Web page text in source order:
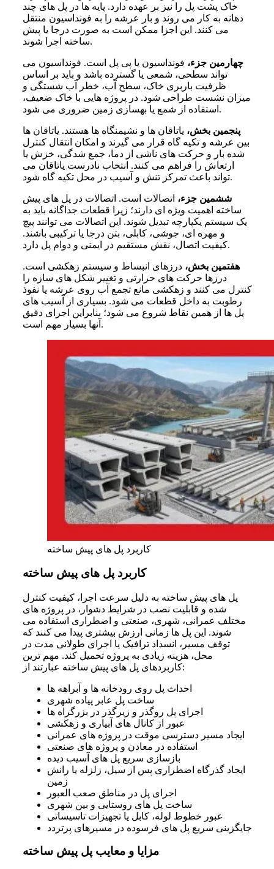
خاک پشت پل را نیز بر عهده دارد. پایه ها در پل های چند
دهانه به کار می روند و بار عرشه را به فونداسیون منتقل
می کنند. این اجزا ممکن است به صورت درجا یا پیش
ساخته اجرا شوند.
چهارمین جزء، فونداسیون یا پی پل است. فونداسیون می
تواند سطحی، شمعی یا گسترده باشد و باید بر اساس
ظرفیت باربری خاک، سطح آب، خطر آب شستگی و
میزان نشست طراحی شود. در پروژه هایی با خاک ضعیف،
استفاده از شمع یا بهسازی زمین ضروری می شود.
پنجمین بخش، یاتاقان ها و نشیمنگاه ها هستند. یاتاقان ها
بین عرشه و تکیه گاه قرار می گیرند و امکان انتقال کنترل
شده بار و حرکت های ناشی از دما، جمع شدگی، خزش یا
ارتعاش را فراهم می کنند. انتخاب نادرست یاتاقان می
تواند باعث تمرکز تنش و آسیب در محل تکیه گاه شود.
ششمین جزء، اتصالات است. اتصالات در پل های پیش
ساخته اهمیت ویژه ای دارند؛ زیرا قطعات جداگانه باید به
یک سیستم یکپارچه تبدیل شوند. این اتصالات می توانند پیچ
و مهره ای، جوشی، کابلی، بتن درجا یا ترکیبی باشند.
کیفیت اتصال، نقش مستقیم در ایمنی و دوام پل دارد.
هفتمین بخش،درزهای انبساط و سیستم زهکشی است.
درزها حرکت های حرارتی و تغییر شکل های سازه را
کنترل می کنند و زهکشی مانع تجمع آب روی عرشه یا نفوذ
رطوبت به داخل قطعات می شود. بسیاری از آسیب های
پل ها از همین نقاط شروع می شود؛ بنابراین اجرای دقیق
آنها بسیار مهم است.
کاربرد پل های پیش ساخته
کاربرد پل های پیش ساخته
پل های پیش ساخته به دلیل سرعت اجرا، کیفیت کنترل
شده و قابلیت نصب در شرایط دشوار، در پروژه های
مختلف عمرانی، شهری، صنعتی و اضطراری استفاده می
شوند. این پل ها زمانی ارزش بیشتری پیدا می کنند که
توقف مسیر، انسداد ترافیک یا اجرای طولانی مدت در
محل، هزینه زیادی به پروژه تحمیل کند. مهم ترین
کاربردهای پل های پیش ساخته عبارتند از:
احداث پل روی رودخانه ها و آبراهه ها
ساخت پل عابر پیاده شهری
اجرای پل روگذر و زیرگذر در بزرگراه ها
عبور از کانال های آبیاری و زهکشی
ایجاد مسیر دسترسی موقت در پروژه های عمرانی
استفاده در معادن و پروژه های صنعتی
بازسازی سریع پل های آسیب دیده
ایجاد گذرگاه اضطراری پس از سیل، زلزله یا رانش
زمین
اجرای پل در مناطق صعب العبور
ساخت پل های روستایی و بین شهری
عبور خطوط لوله، کابل یا تجهیزات تاسیساتی
جایگزینی سریع پل های فرسوده در مسیرهای پرتردد
مزایا و معایب پل پیش ساخته